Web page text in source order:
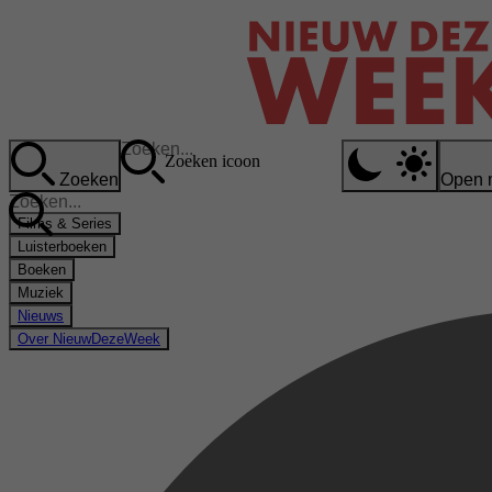
Zoeken
Zoeken icoon
Open
Films & Series
Luisterboeken
Boeken
Muziek
Nieuws
Over NieuwDezeWeek